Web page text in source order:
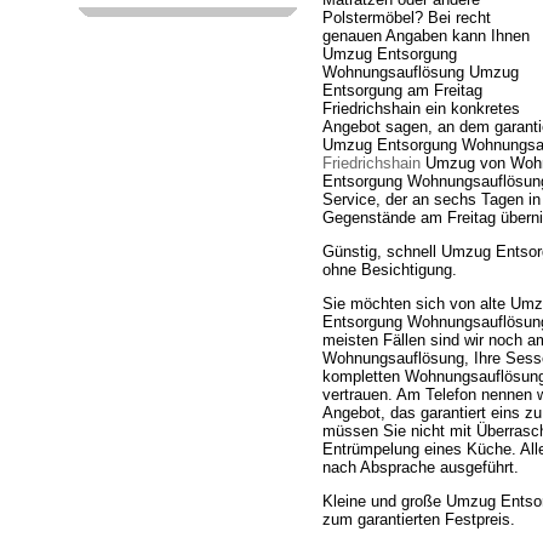
Polstermöbel? Bei recht
genauen Angaben kann Ihnen
Umzug Entsorgung
Wohnungsauflösung Umzug
Entsorgung am Freitag
Friedrichshain ein konkretes
Angebot sagen, an dem
Umzug Entsorgung
Friedrichshain Umzug von
Entsorgung
Service, der an sechs Tagen
Gegenstände am Freitag
Günstig, schnell Umzug
ohne Besichtigung.
Sie möchten sich von alte
Entsorgung
meisten Fällen sind wir noch
Wohnungsauflösung, Ihre
kompletten
vertrauen. Am Telefon nennen
Angebot, das garantiert eins
müssen Sie nicht mit
Entrümpelung eines Küche.
nach Absprache ausgeführt.
Kleine und große Umzug
zum garantierten Festpreis.